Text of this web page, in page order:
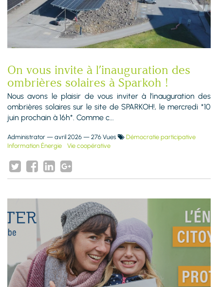
On vous invite à l’inauguration des
ombrières solaires à Sparkoh !
Nous avons le plaisir de vous inviter à l’inauguration des
ombrières solaires sur le site de SPARKOH!, le mercredi *10
juin prochain à 16h*. Comme c...
Administrator — avril 2026 — 276 Vues
Démocratie participative
Information Énergie
Vie coopérative